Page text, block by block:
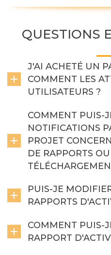
QUESTIONS
J'AI ACHETÉ UN
COMMENT LES
UTILISATEURS ?
COMMENT PUIS-
NOTIFICATIONS
PROJET
DE RAPPORTS
PUIS-JE
RAPPORTS
COMMENT PUIS-
RAPPORT